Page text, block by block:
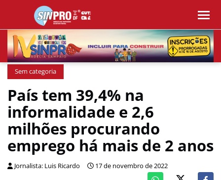
Sem categoria
País tem 39,4% na
informalidade e 2,6
milhões procurando
emprego há mais de 2 anos
Jornalista: Luis Ricardo 17 de novembro de 2022